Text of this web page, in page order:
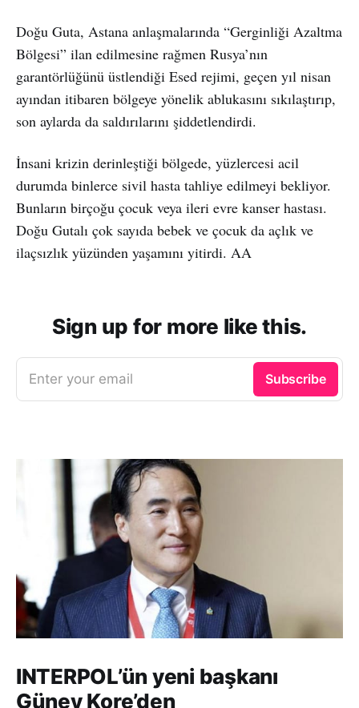
Doğu Guta, Astana anlaşmalarında “Gerginliği Azaltma
Bölgesi” ilan edilmesine rağmen Rusya’nın
garantörlüğünü üstlendiği Esed rejimi, geçen yıl nisan
ayından itibaren bölgeye yönelik ablukasını sıkılaştırıp,
son aylarda da saldırılarını şiddetlendirdi.
İnsani krizin derinleştiği bölgede, yüzlercesi acil
durumda binlerce sivil hasta tahliye edilmeyi bekliyor.
Bunların birçoğu çocuk veya ileri evre kanser hastası.
Doğu Gutalı çok sayıda bebek ve çocuk da açlık ve
ilaçsızlık yüzünden yaşamını yitirdi. AA
Sign up for more like this.
Enter your email Subscribe
INTERPOL’ün yeni başkanı
Güney Kore’den